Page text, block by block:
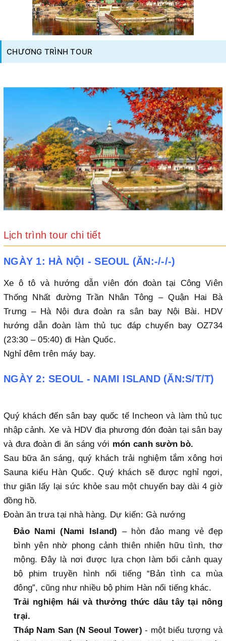
CHƯƠNG TRÌNH TOUR
Lịch trình tour chi tiết
NGÀY 1: HÀ NỘI - SEOUL (ĂN:-/-/-)
Xe ô tô và hướng dẫn viên đón đoàn tại Công Viên
Thống Nhất đường Trần Nhân Tông – Quận Hai Bà
Trưng – Hà Nội đưa đoàn ra sân bay Nội Bài. HDV
hướng dẫn đoàn làm thủ tục đáp chuyến bay OZ734
(23:30 – 05:40) đi Hàn Quốc.
Nghỉ đêm trên máy bay.
NGÀY 2: SEOUL - NAMI ISLAND (ĂN:S/T/T)
Quý khách đến sân bay quốc tế Incheon và làm thủ tục
nhập cảnh. Xe và HDV địa phương đón đoàn tại sân bay
và đưa đoàn đi ăn sáng với món canh sườn bò.
Sau bữa ăn sáng, quý khách trải nghiệm tắm xông hơi
Sauna kiểu Hàn Quốc. Quý khách sẽ được nghỉ ngơi,
thư giãn lấy lại sức khỏe sau một chuyến bay dài 4 giờ
đồng hồ.
Đoàn ăn trưa tại nhà hàng. Dự kiến: Gà nướng
Đảo Nami (Nami Island) – hòn đảo mang vẻ đẹp
bình yên nhờ phong cảnh thiên nhiên hữu tình, thơ
mộng. Đây là nơi được lựa chọn làm bối cảnh quay
bộ phim truyền hình nổi tiếng “Bản tình ca mùa
đông”, cũng như nhiều bộ phim Hàn nổi tiếng khác.
Trải nghiệm hái và thưởng thức dâu tây tại nông
trại.
Tháp Nam San (N Seoul Tower)- một biểu tượng và